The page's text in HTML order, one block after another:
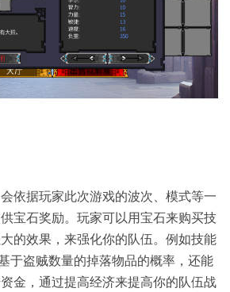
依据玩家此次游戏的波次、模式等一
宝石奖励。玩家可以用宝石来购买技
的效果，来强化你的队伍。例如技能
于盗贼数量的掉落物品的概率，还能
金，通过提高经济来提高你的队伍战